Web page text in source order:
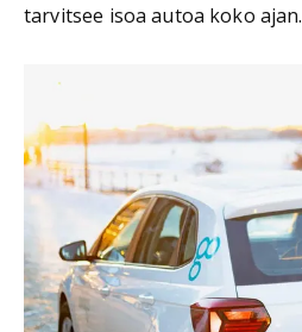
tarvitsee isoa autoa koko ajan.